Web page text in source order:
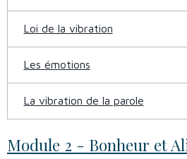
Loi de la vibration
Les émotions
La vibration de la parole
Module 2 - Bonheur et